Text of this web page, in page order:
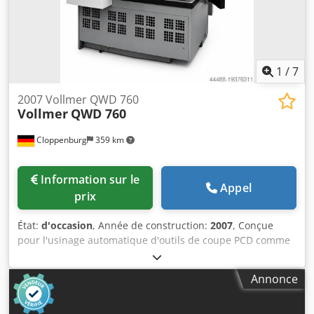
1 /7
Cloppenburg 359 km
2007 Vollmer QWD 760
Vollmer QWD 760
prix
Appel
État: d'occasion, Année de construction: 2007, Conçue
pour l'usinage automatique d'outils de coupe PCD comme
des fraises, des outils à queue, des outils discoïde par
procédé électroérosive à fil. Accessoires: Capotage intégral
Système de refroidissement du liquide diélectrique
Système anti-incendie automatique Palpeur de mesure
Annonce